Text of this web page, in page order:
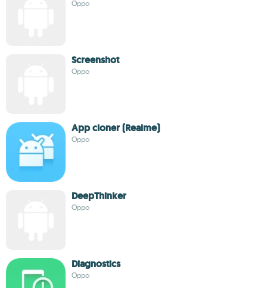
Oppo
Screenshot
Oppo
App cloner (Realme)
Oppo
DeepThinker
Oppo
Diagnostics
Oppo